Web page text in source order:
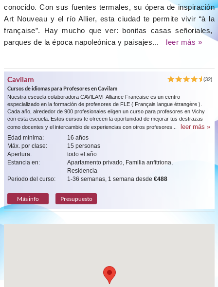
conocido. Con sus fuentes termales, su ópera de inspiración
Art Nouveau y el río Allier, esta ciudad te permite vivir “à la
française”. Hay mucho que ver: bonitas casas señoriales,
parques de la época napoleónica y paisajes...
leer más »
Cavilam
(32)
Cursos de idiomas para Profesores en Cavilam
Nuestra escuela colaboradora CAVILAM- Alliance Française es un centro
especializado en la formación de profesores de FLE ( Français langue étrangère ).
Cada año, alrededor de 900 profesionales eligen un curso para profesores en Vichy
con esta escuela. Estos cursos te ofrecen la oportunidad de mejorar tus destrazas
como docentes y el intercambio de experiencias con otros profesores...
leer más »
Edad mínima:
16 años
Máx. por clase:
15 personas
Apertura:
todo el año
Estancia en:
Apartamento privado, Familia anfitriona,
Residencia
Periodo del curso:
1-36 semanas, 1 semana desde €488
Más info Presupuesto